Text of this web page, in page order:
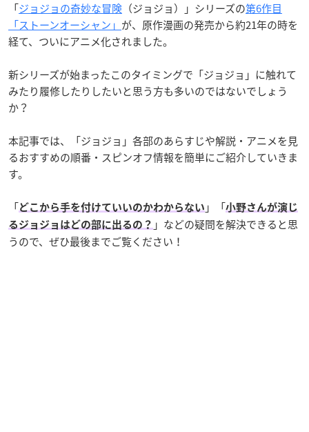
「ジョジョの奇妙な冒険 （ジョジョ） 」シリーズの第6作目
「ストーンオーシャン」 が、原作漫画の発売から約21年の時を
経て、ついにアニメ化されました。
新シリーズが始まったこのタイミングで「ジョジョ」に触れて
みたり履修したりしたいと思う方も多いのではないでしょう
か？
本記事では、「ジョジョ」各部のあらすじや解説・アニメを見
るおすすめの順番・スピンオフ情報を簡単にご紹介していきま
す。
「どこから手を付けていいのかわからない 」「小野さんが演じ
るジョジョはどの部に出るの？ 」などの疑問を解決できると思
うので、ぜひ最後までご覧ください！